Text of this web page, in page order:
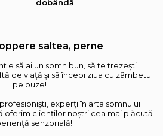
dobândă
saltea, perne
e să ai un somn bun, să te trezești
de viață și să începi ziua cu zâmbetul
pe buze!
experți în arta somnului
oferim clienților noștri cea mai plăcută
senzorială!